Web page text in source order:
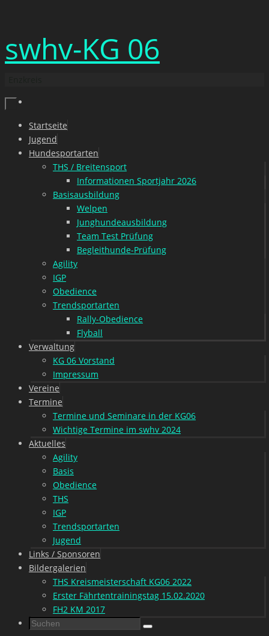
Inhalt
springen
swhv-KG 06
Zum
Inhalt
springen
Startseite
Jugend
Hundesportarten
THS / Breitensport
Informationen Sportjahr 2026
Basisausbildung
Welpen
Junghundeausbildung
Team Test Prüfung
Begleithunde-Prüfung
Agility
IGP
Obedience
Trendsportarten
Rally-Obedience
Flyball
Verwaltung
KG 06 Vorstand
Impressum
Vereine
Termine
Termine und Seminare in der KG06
Wichtige Termine im swhv 2024
Aktuelles
Agility
Basis
Obedience
THS
IGP
Trendsportarten
Jugend
Links / Sponsoren
Bildergalerien
THS Kreismeisterschaft KG06 2022
Erster Fährtentrainingstag 15.02.2020
FH2 KM 2017
Suchen
Suchen